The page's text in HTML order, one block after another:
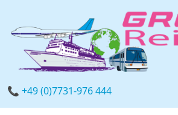
📞 +49 (0)7731-976 444